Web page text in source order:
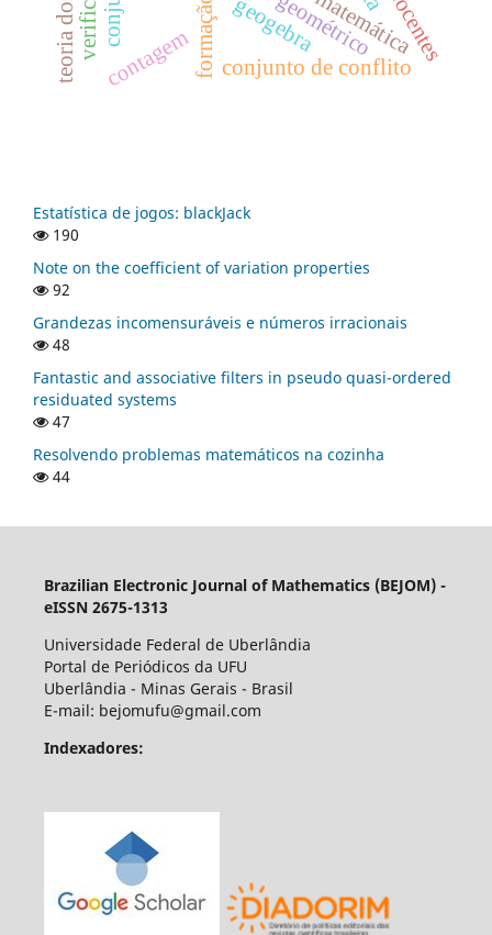
conjunto de conflito
contagem
geogebra
Estatística de jogos: blackJack
190
Note on the coefficient of variation properties
92
Grandezas incomensuráveis e números irracionais
48
Fantastic and associative filters in pseudo quasi-ordered
residuated systems
47
Resolvendo problemas matemáticos na cozinha
44
Brazilian Electronic Journal of Mathematics (BEJOM) -
eISSN 2675-1313
Universidade Federal de Uberlândia
Portal de Periódicos da UFU
Uberlândia - Minas Gerais - Brasil
E-mail: bejomufu@gmail.com
Indexadores: